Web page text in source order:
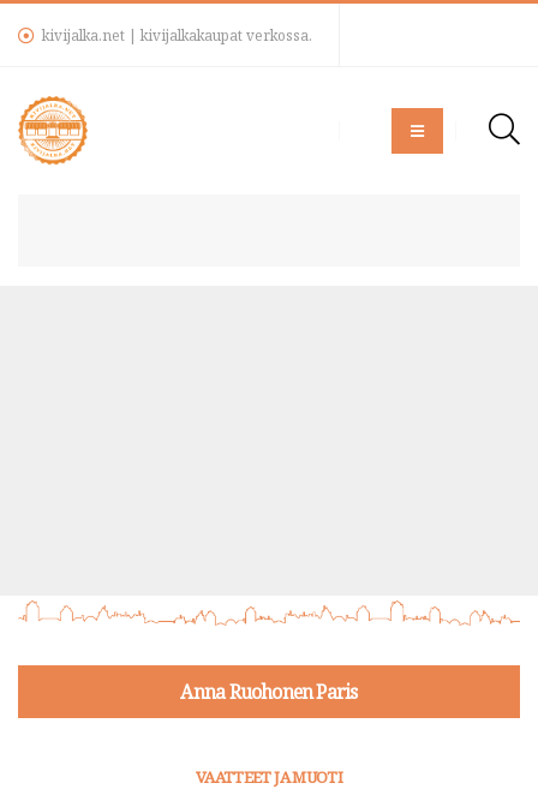
kivijalka.net | kivijalkakaupat verkossa.
Anna Ruohonen Paris
VAATTEET JA MUOTI